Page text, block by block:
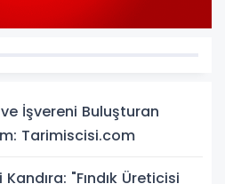
İşvereni Buluşturan
Tarimiscisi.com
"Fındık Üreticisi